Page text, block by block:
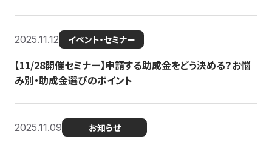
2025.11.12 イベント・セミナー
【11/28開催セミナー】申請する助成金をどう決める？お悩
み別・助成金選びのポイント
2025.11.09 お知らせ